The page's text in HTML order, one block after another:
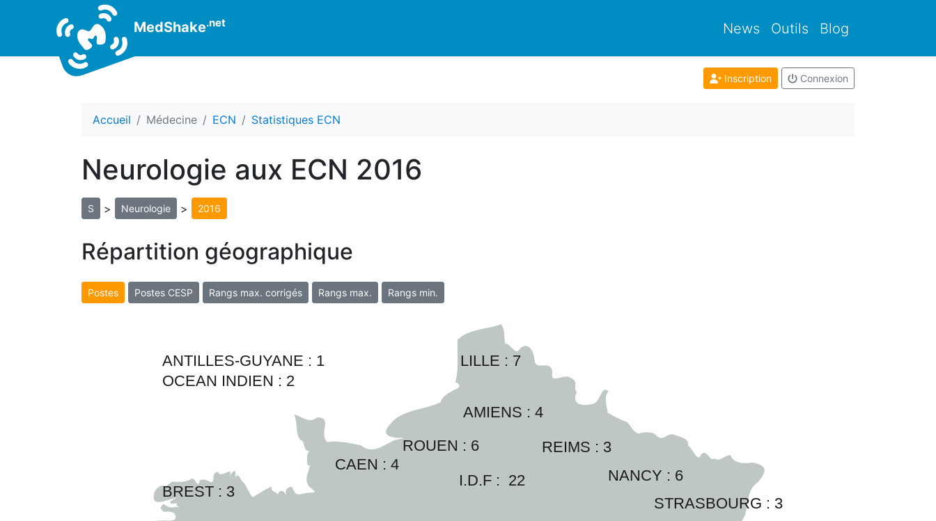
MedShake.net News Outils Blog
Inscription Connexion
Accueil Médecine ECN Statistiques ECN
Neurologie aux ECN 2016
S > Neurologie > 2016
Répartition géographique
Postes Postes CESP Rangs max. corrigés Rangs max. Rangs min.
AMIENS : 4
LILLE : 7
I.D.F : 22
ANTILLES-GUYANE : 1
OCEAN INDIEN : 2
BREST : 3
CAEN : 4
NANCY : 6
REIMS : 3
ROUEN : 6
STRASBOURG : 3